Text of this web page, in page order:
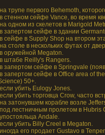
трупе первого Behemoth,
стенном сейфе Vance, во время
одном из скелетов в Marigold
в запертом сейфе в здании
в сейфе в Supply Shop на втором
столе в нескольких футах от
оружейной Megaton.
штабе Reilly's Rangers.
запертом сейфе в Springvale
в запертом сейфе в Office area of
50+.
убить Eulogy Jones.
убить торговца Crow, часто
затонувшем корабле возле
под лестничным пролетом в Hubris
Andale.
убить Billy Creel в Megaton.
его продает Gustavo в